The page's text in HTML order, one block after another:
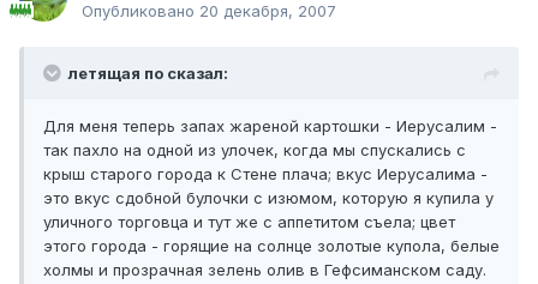
Опубликовано 20 декабря, 2007
летящая по сказал:
Для меня теперь запах жареной картошки - Иерусалим -
так пахло на одной из улочек, когда мы спускались с
крыш старого города к Стене плача; вкус Иерусалима -
это вкус сдобной булочки с изюмом, которую я купила у
уличного торговца и тут же с аппетитом съела; цвет
этого города - горящие на солнце золотые купола, белые
холмы и прозрачная зелень олив в Гефсиманском саду.